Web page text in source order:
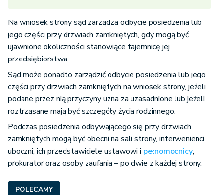
Na wniosek strony sąd zarządza odbycie posiedzenia lub
jego części przy drzwiach zamkniętych, gdy mogą być
ujawnione okoliczności stanowiące tajemnicę jej
przedsiębiorstwa.
Sąd może ponadto zarządzić odbycie posiedzenia lub jego
części przy drzwiach zamkniętych na wniosek strony, jeżeli
podane przez nią przyczyny uzna za uzasadnione lub jeżeli
roztrząsane mają być szczegóły życia rodzinnego.
Podczas posiedzenia odbywającego się przy drzwiach
zamkniętych mogą być obecni na sali strony, interwenienci
uboczni, ich przedstawiciele ustawowi i pełnomocnicy,
prokurator oraz osoby zaufania – po dwie z każdej strony.
POLECAMY